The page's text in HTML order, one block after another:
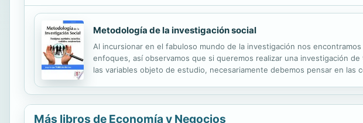
Metodología de la investigación social
Al incursionar en el fabuloso mundo de la investigación nos
enfoques, así observamos que si queremos realizar una investigación
las variables objeto de estudio, necesariamente debemos pensar en
Más libros de Economía y Negocios